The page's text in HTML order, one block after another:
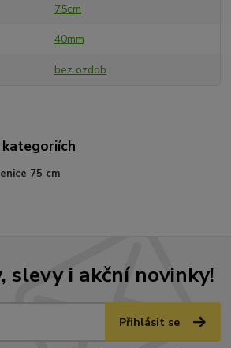
75cm
40mm
bez ozdob
75 cm
slevy i akční novinky!
Přihlásit se